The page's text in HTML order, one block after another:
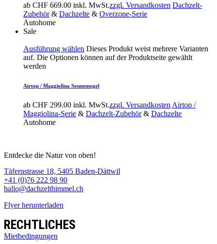
ab CHF 669.00 inkl. MwSt.zzgl. Versandkosten Dachzelt-
Zubehör& Dachzelte & Overzone-Serie
Autohome
Sale
Ausführung wählen Dieses Produkt weist mehrere Varianten
auf. Die Optionen können auf der Produktseite gewählt
werden
Airtop / Maggiolina Sonnensegel
ab CHF 299.00 inkl. MwSt.zzgl. Versandkosten Airtop /
Maggiolina-Serie & Dachzelt-Zubehör& Dachzelte
Autohome
Entdecke die Natur von oben!
Täfernstrasse 18, 5405 Baden-Dättwil
+41 (0)76 222 98 90
hallo@dachzelthimmel.ch
Flyer herunterladen
RECHTLICHES
Mietbedingungen